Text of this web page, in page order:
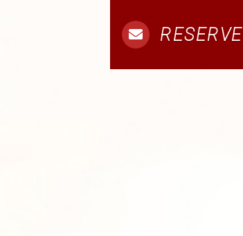
RESERVE